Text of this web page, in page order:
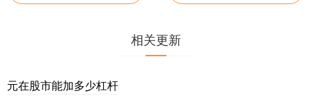
相关更新
元在股市能加多少杠杆